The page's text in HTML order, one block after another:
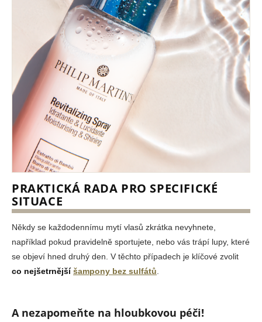
PRAKTICKÁ RADA PRO SPECIFICKÉ
SITUACE
Někdy se každodennímu mytí vlasů zkrátka nevyhnete,
například pokud pravidelně sportujete, nebo vás trápí lupy, které
se objeví hned druhý den. V těchto případech je klíčové zvolit
co nejšetrnějšíšampony bez sulfátů
A nezapomeňte na hloubkovou péči!